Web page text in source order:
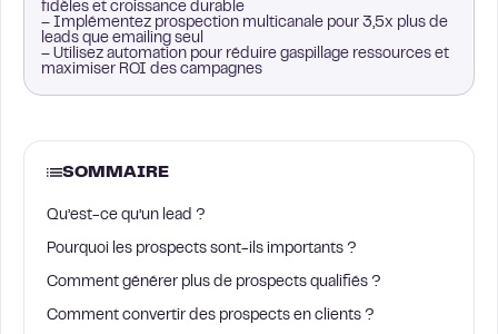
fidèles et croissance durable
– Implémentez prospection multicanale pour 3,5x plus de
leads que emailing seul
– Utilisez automation pour réduire gaspillage ressources et
maximiser ROI des campagnes
SOMMAIRE
Qu’est-ce qu’un lead ?
Pourquoi les prospects sont-ils importants ?
Comment générer plus de prospects qualifiés ?
Comment convertir des prospects en clients ?